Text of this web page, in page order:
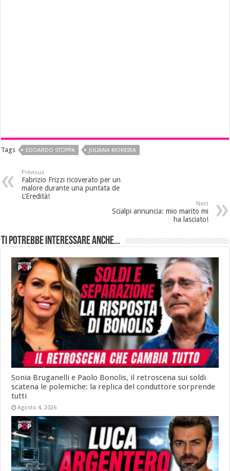
Tags EDOARDO STOPPA JULIANA MOREIRA
Previous
Fabrizio Frizzi ricoverato per un
malore durante una puntata de
L’Eredità!
Next
Scialpi annuncia: mio marito mi
ha lasciato!
Ti potrebbe interessare anche...
Sonia Bruganelli e Paolo Bonolis, il retroscena sui soldi
scatena le polemiche: la replica del conduttore sorprende
tutti
Agosto 4, 2026